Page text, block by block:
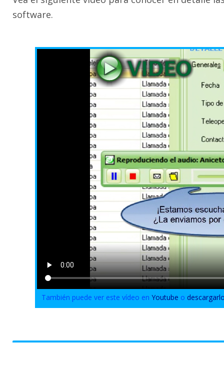
software.
También puede ver este vídeo enYoutube o